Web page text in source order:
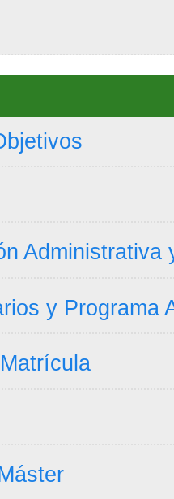
Administrativa
y Programa